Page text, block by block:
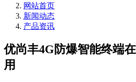
网站首页
新闻动态
产品资讯
优尚丰4G防爆智能终端
用